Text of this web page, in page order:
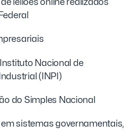
leilões online realizados
Nacional de
(INPI)
do Simples Nacional
sistemas governamentais,